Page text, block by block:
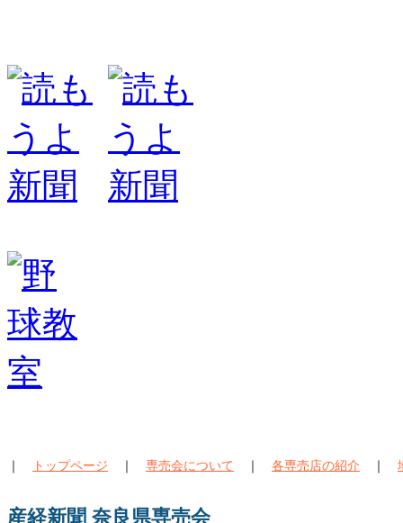
｜ トップページ ｜ 専売会について ｜ 各専売店の紹介 ｜
産経新聞 奈良県専売会